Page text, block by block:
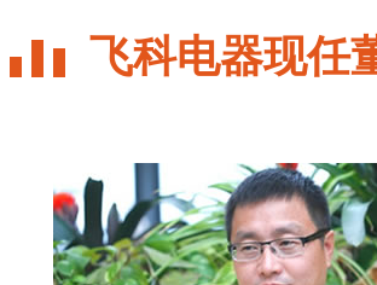
飞科电器现任